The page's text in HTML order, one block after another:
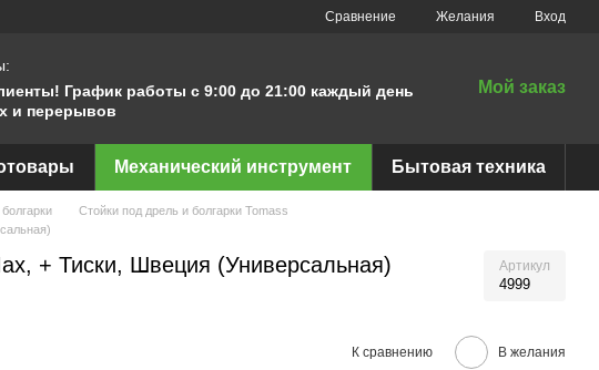
Сравнение Желания Вход
График работы с 9:00 до 21:00 каждый день
и перерывов
Мой заказ
Механический инструмент Бытовая техника
Стойки под дрель и болгарки Tomass
+ Тиски, Швеция (Универсальная) Артикул
4999
К сравнению В желания